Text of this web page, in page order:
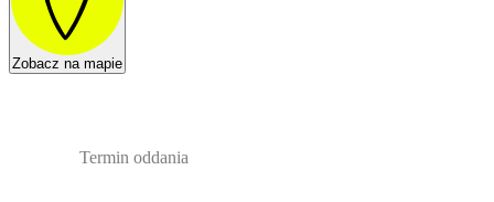
Zobacz na mapie
Termin oddania